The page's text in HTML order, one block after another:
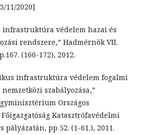
11/2020]
infrastruktúra védelem hazai és
rendszere,” Hadmérnök VII.
(166-172), 2012.
infrastruktúra védelem fogalmi
szabályozása,”
Országos
Katasztrófavédelmi
pályázatán, pp 52. (1-61.), 2011.